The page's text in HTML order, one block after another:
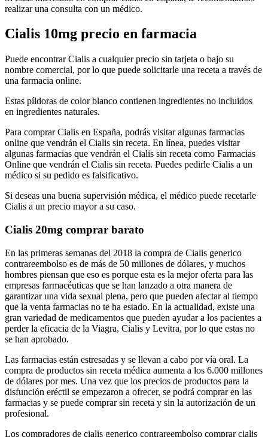
realizar una consulta con un médico.
Cialis 10mg precio en farmacia
Puede encontrar Cialis a cualquier precio sin tarjeta o bajo su
nombre comercial, por lo que puede solicitarle una receta a través de
una farmacia online.
Estas píldoras de color blanco contienen ingredientes no incluidos
en ingredientes naturales.
Para comprar Cialis en España, podrás visitar algunas farmacias
online que vendrán el Cialis sin receta. En línea, puedes visitar
algunas farmacias que vendrán el Cialis sin receta como Farmacias
Online que vendrán el Cialis sin receta. Puedes pedirle Cialis a un
médico si su pedido es falsificativo.
Si deseas una buena supervisión médica, el médico puede recetarle
Cialis a un precio mayor a su caso.
Cialis 20mg comprar barato
En las primeras semanas del 2018 la compra de Cialis generico
contrareembolso es de más de 50 millones de dólares, y muchos
hombres piensan que eso es porque esta es la mejor oferta para las
empresas farmacéuticas que se han lanzado a otra manera de
garantizar una vida sexual plena, pero que pueden afectar al tiempo
que la venta farmacias no te ha estado. En la actualidad, existe una
gran variedad de medicamentos que pueden ayudar a los pacientes a
perder la eficacia de la Viagra, Cialis y Levitra, por lo que estas no
se han aprobado.
Las farmacias están estresadas y se llevan a cabo por vía oral. La
compra de productos sin receta médica aumenta a los 6.000 millones
de dólares por mes. Una vez que los precios de productos para la
disfunción eréctil se empezaron a ofrecer, se podrá comprar en las
farmacias y se puede comprar sin receta y sin la autorización de un
profesional.
Los compradores de cialis generico contrareembolso comprar cialis